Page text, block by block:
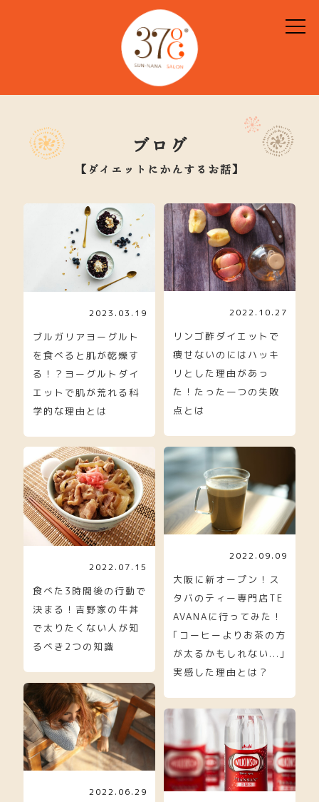
ブログ
【ダイエットにかんするお話】
2023.03.19
ブルガリアヨーグルト
を食べると肌が乾燥す
る！？ヨーグルトダイ
エットで肌が荒れる科
学的な理由とは
2022.10.27
リンゴ酢ダイエットで
痩せないのにはハッキ
リとした理由があっ
た！たった一つの失敗
点とは
2022.09.09
大阪に新オープン！ス
タバのティー専門店TE
AVANAに行ってみた！
｢コーヒーよりお茶の方
が太るかもしれない...｣
実感した理由とは？
2022.07.15
食べた3時間後の行動で
決まる！吉野家の牛丼
で太りたくない人が知
るべき2つの知識
2022.06.29